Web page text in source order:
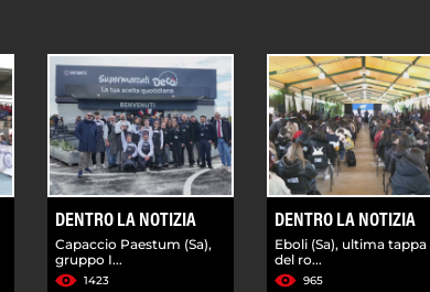
DENTRO LA NOTIZIA
Capaccio Paestum (Sa),
gruppo I...
1423
DENTRO LA NOTIZIA
Eboli (Sa), ultima tappa
del ro...
965